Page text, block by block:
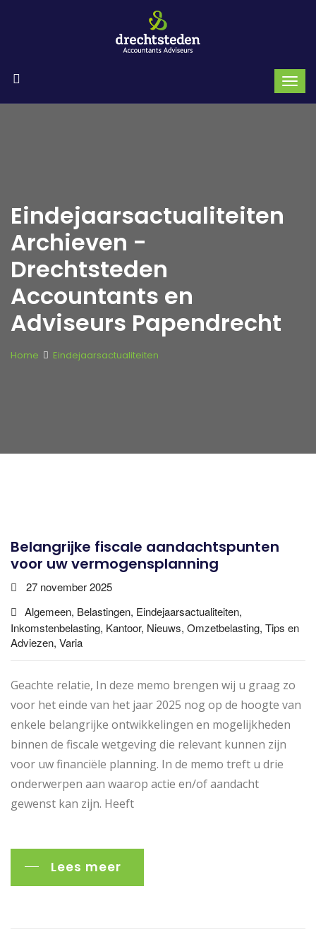
Eindejaarsactualiteiten
Archieven -
Drechtsteden
Accountants en
Adviseurs Papendrecht
Home Eindejaarsactualiteiten
Belangrijke fiscale aandachtspunten
voor uw vermogensplanning
27 november 2025
Algemeen, Belastingen, Eindejaarsactualiteiten,
Inkomstenbelasting, Kantoor, Nieuws, Omzetbelasting, Tips en
Adviezen, Varia
Geachte relatie, In deze memo brengen wij u graag zo
voor het einde van het jaar 2025 nog op de hoogte van
enkele belangrijke ontwikkelingen en mogelijkheden
binnen de fiscale wetgeving die relevant kunnen zijn
voor uw financiële planning. In de memo treft u drie
onderwerpen aan waarop actie en/of aandacht
gewenst kan zijn. Heeft
Lees meer